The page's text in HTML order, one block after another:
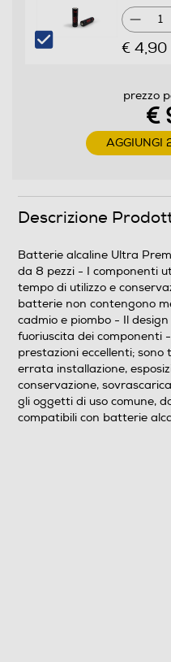
1
€ 4,90
prezzo
€
AGGIUNGI
Descrizione
Batterie alcaline Ultra
da 8 pezzi - I componenti
tempo di utilizzo e
batterie non contengono
cadmio e piombo - Il
fuoriuscita dei componenti
prestazioni eccellenti;
errata installazione,
conservazione,
gli oggetti di uso comune,
compatibili con batterie